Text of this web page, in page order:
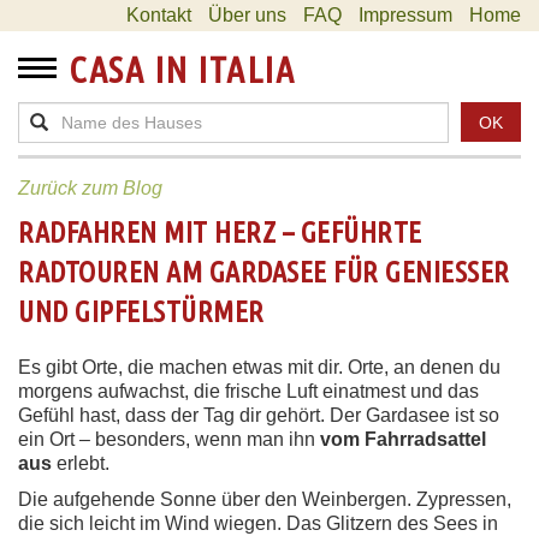
Kontakt Über uns FAQ Impressum Home
CASA IN ITALIA
OK
Zurück zum Blog
RADFAHREN MIT HERZ – GEFÜHRTE
RADTOUREN AM GARDASEE FÜR GENIESSER U
ND GIPFELSTÜRMER
Es gibt Orte, die machen etwas mit dir. Orte, an denen du
morgens aufwachst, die frische Luft einatmest und das
Gefühl hast, dass der Tag dir gehört. Der Gardasee ist so
ein Ort – besonders, wenn man ihn vom Fahrradsattel
aus erlebt.
Die aufgehende Sonne über den Weinbergen. Zypressen,
die sich leicht im Wind wiegen. Das Glitzern des Sees in